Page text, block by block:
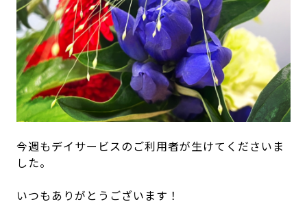
今週もデイサービスのご利用者が生けてくださいま
した。
いつもありがとうございます！